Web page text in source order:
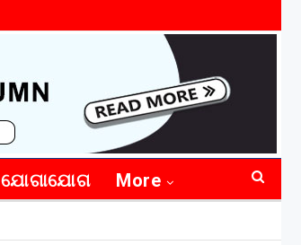
ଯୋଗାଯୋଗ More